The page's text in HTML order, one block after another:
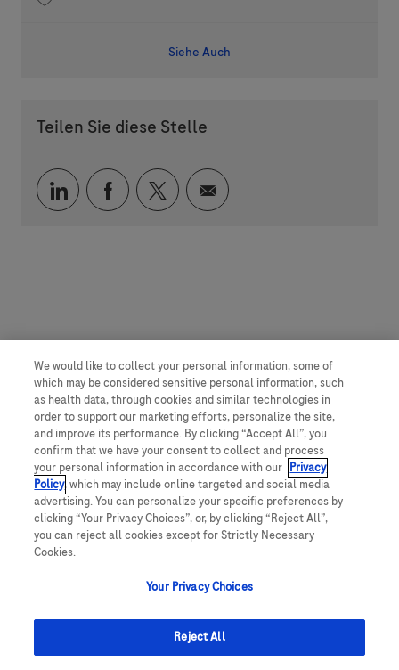
Siehe Auch
Teilen Sie diese Stelle
Über LinkedIn teilen
Über Facebook teilen
Über Twitter teilen
Per E-Mail teilen
We would like to collect your personal information, some of
which may be considered sensitive personal information, such
as health data, through cookies and similar technologies in
order to support our marketing efforts, personalize the site,
and improve its performance. By clicking “Accept All”, you
confirm that we have your consent to collect and process
your personal information in accordance with our Privacy
Policy, which may include online targeted and social media
advertising. You can personalize your specific preferences by
clicking “Your Privacy Choices”, or, by clicking “Reject All”,
you can reject all cookies except for Strictly Necessary
Cookies.
Your Privacy Choices
Reject All